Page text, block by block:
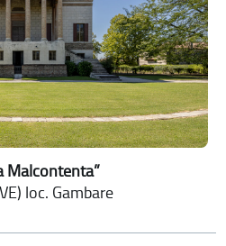
Malcontenta”
loc. Gambare